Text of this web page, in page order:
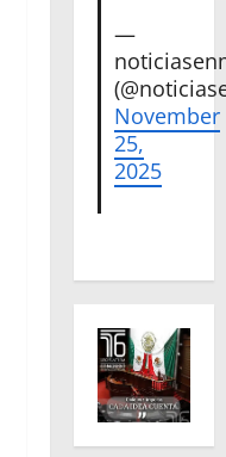
—
November
25,
2025